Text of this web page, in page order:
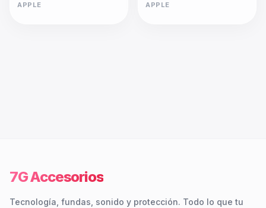
APPLE APPLE
7G Accesorios
Tecnología, fundas, sonido y protección. Todo lo que tu